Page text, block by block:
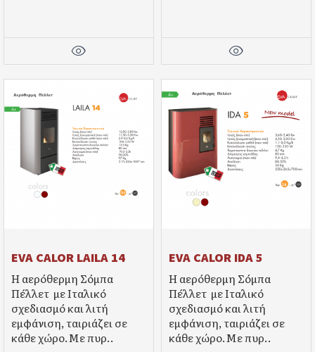
EVA CALOR LAILA 14
Η αερόθερμη Σόμπα
Πέλλετ με Ιταλικό
σχεδιασμό και λιτή
εμφάνιση, ταιριάζει σε
κάθε χώρο.Mε πυρ..
EVA CALOR IDA 5
Η αερόθερμη Σόμπα
Πέλλετ με Ιταλικό
σχεδιασμό και λιτή
εμφάνιση, ταιριάζει σε
κάθε χώρο.Mε πυρ..